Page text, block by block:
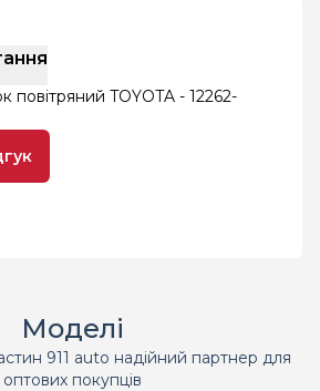
повітряний TOYOTA - 12262-
Моделі
911 auto надійний партнер для
оптових покупців